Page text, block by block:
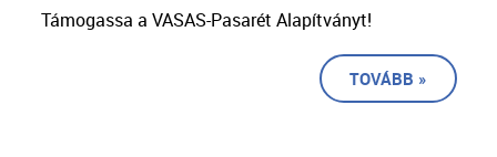
Támogassa a VASAS-Pasarét Alapítványt!
TOVÁBB »